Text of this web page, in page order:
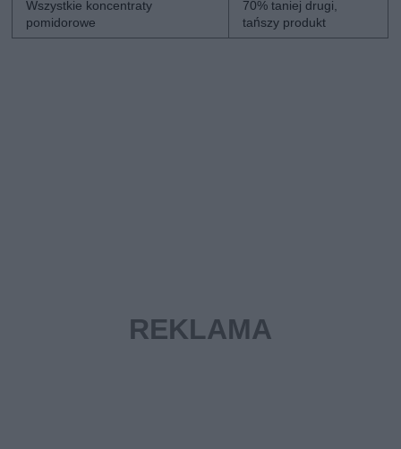
Wszystkie koncentraty
pomidorowe
70% taniej drugi,
tańszy produkt